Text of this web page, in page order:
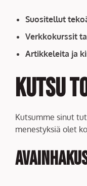
Suositellut
Verkkokurssit
Artikkeleita ja
Kutsu
Kutsumme sinut
menestyksiä olet